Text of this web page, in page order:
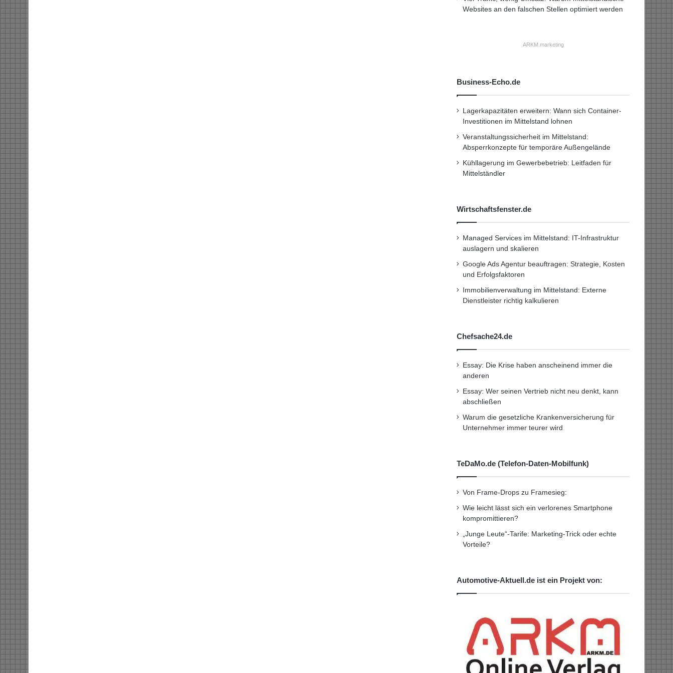
Websites an den falschen Stellen optimiert werden
ARKM.marketing
Business-Echo.de
Lagerkapazitäten erweitern: Wann sich Container-
Investitionen im Mittelstand lohnen
Veranstaltungssicherheit im Mittelstand:
Absperrkonzepte für temporäre Außengelände
Kühllagerung im Gewerbebetrieb: Leitfaden für
Mittelständler
Wirtschaftsfenster.de
Managed Services im Mittelstand: IT-Infrastruktur
auslagern und skalieren
Google Ads Agentur beauftragen: Strategie, Kosten
und Erfolgsfaktoren
Immobilienverwaltung im Mittelstand: Externe
Dienstleister richtig kalkulieren
Chefsache24.de
Essay: Die Krise haben anscheinend immer die
anderen
Essay: Wer seinen Vertrieb nicht neu denkt, kann
abschließen
Warum die gesetzliche Krankenversicherung für
Unternehmer immer teurer wird
TeDaMo.de (Telefon-Daten-Mobilfunk)
Von Frame-Drops zu Framesieg:
Wie leicht lässt sich ein verlorenes Smartphone
kompromittieren?
„Junge Leute“-Tarife: Marketing-Trick oder echte
Vorteile?
Automotive-Aktuell.de ist ein Projekt von: